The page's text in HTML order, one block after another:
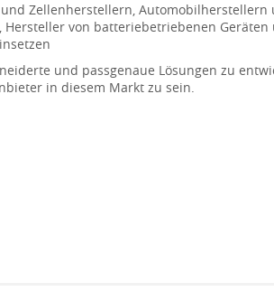
Zellenherstellern, Automobilherstellern
von batteriebetriebenen Geräten
und passgenaue Lösungen zu
in diesem Markt zu sein.